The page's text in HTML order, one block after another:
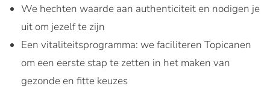
We hechten waarde aan authenticiteit en nodigen je
uit om jezelf te zijn
Een vitaliteitsprogramma: we faciliteren Topicanen
om een eerste stap te zetten in het maken van
gezonde en fitte keuzes